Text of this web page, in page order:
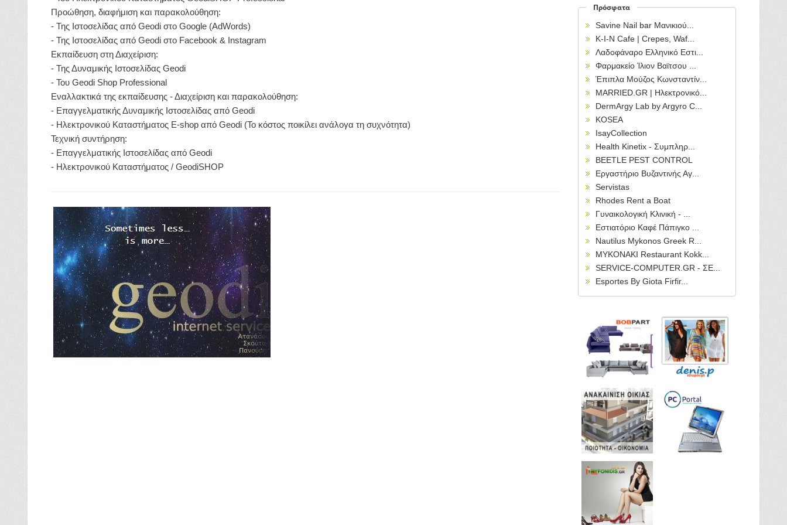
Προώθηση, διαφήμιση και παρακολούθηση:
- Της Ιστοσελίδας από Geodi στο Google (AdWords)
- Της Ιστοσελίδας από Geodi στο Facebook & Instagram
Εκπαίδευση στη Διαχείριση:
- Της Δυναμικής Ιστοσελίδας Geodi
- Του Geodi Shop Professional
Εναλλακτικά της εκπαίδευσης - Διαχείριση και παρακολούθηση:
- Επαγγελματικής Δυναμικής Ιστοσελίδας από Geodi
- Ηλεκτρονικού Καταστήματος E-shop από Geodi (Το κόστος ποικίλει ανάλογα τη συχνότητα)
Τεχνική συντήρηση:
- Επαγγελματικής Ιστοσελίδας από Geodi
- Ηλεκτρονικού Καταστήματος / GeodiSHOP
Πρόσφατα
Savine Nail bar Μανικιού...
Κ-Ι-Ν Cafe | Crepes, Waf...
Λαδοφάναρο Ελληνικό Εστι...
Φαρμακείο Ίλιον Βαϊτσου ...
Έπιπλα Μούζος Κωνσταντίν...
MARRIED.GR | Ηλεκτρονικό...
DermArgy Lab by Argyro C...
KOSEA
IsayCollection
Health Kinetix - Συμπληρ...
BEETLE PEST CONTROL
Εργαστήριο Βυζαντινής Αγ...
Servistas
Rhodes Rent a Boat
Γυναικολογική Κλινική - ...
Εστιατόριο Καφέ Πάπιγκο ...
Nautilus Mykonos Greek R...
MYKONAKI Restaurant Kokk...
SERVICE-COMPUTER.GR - ΣΕ...
Esportes By Giota Firfir...